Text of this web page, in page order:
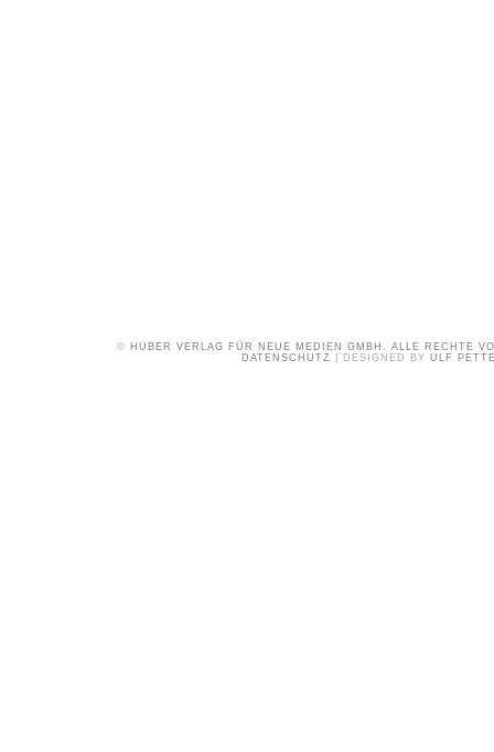
© HUBER VERLAG FÜR NEUE MEDIEN GMBH. ALLE RECHTE
DATENSCHUTZ
| DESIGNED BY ULF